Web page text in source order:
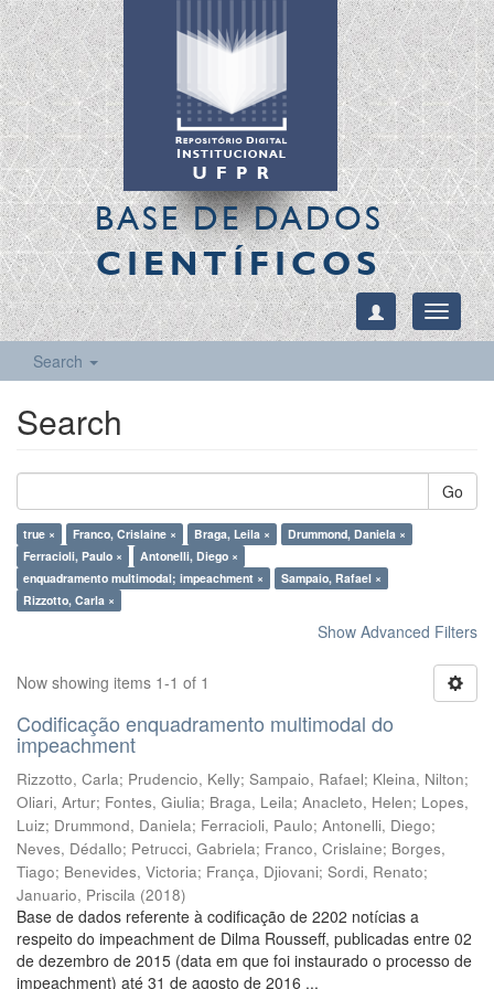
BASE DE DADOS
CIENTÍFICOS
Toggle
Search
Search
Go
true × Franco, Crislaine × Braga, Leila ×
Drummond, Daniela ×
Ferracioli, Paulo ×
Antonelli, Diego ×
enquadramento multimodal; impeachment ×
Sampaio, Rafael ×
Rizzotto, Carla ×
Show Advanced Filters
Now showing items 1-1 of 1
Codificação enquadramento multimodal do
impeachment
Rizzotto, Carla; Prudencio, Kelly; Sampaio, Rafael; Kleina, Nilton;
Oliari, Artur; Fontes, Giulia; Braga, Leila; Anacleto, Helen; Lopes,
Luiz; Drummond, Daniela; Ferracioli, Paulo; Antonelli, Diego;
Neves, Dédallo; Petrucci, Gabriela; Franco, Crislaine; Borges,
Tiago; Benevides, Victoria; França, Djiovani; Sordi, Renato;
Januario, Priscila (2018)
Base de dados referente à codificação de 2202 notícias a
respeito do impeachment de Dilma Rousseff, publicadas entre 02
de dezembro de 2015 (data em que foi instaurado o processo de
impeachment) até 31 de agosto de 2016 ...